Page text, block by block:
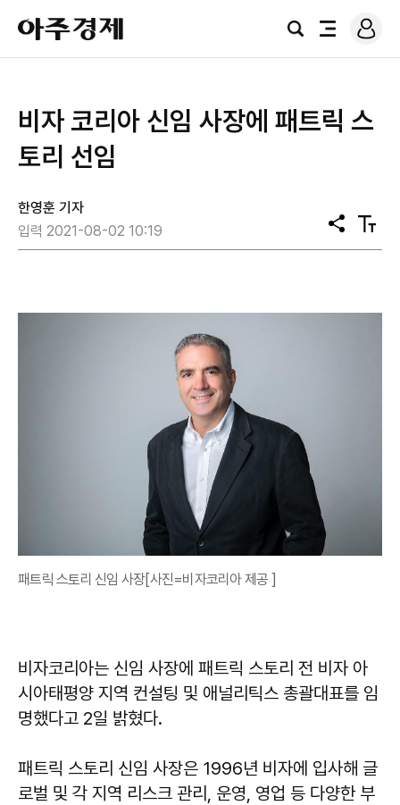
아
주
경
검
전
로
그
비자 코리아 신임 사장에 패트릭 스
토리 선임
한영훈 기자
입력 2021-08-02 10:19
공
유
텍
스
패트릭 스토리 신임 사장[사진=비자코리아 제공 ]
비자코리아는 신임 사장에 패트릭 스토리 전 비자 아
시아태평양 지역 컨설팅 및 애널리틱스 총괄대표를 임
명했다고 2일 밝혔다.
패트릭 스토리 신임 사장은 1996년 비자에 입사해 글
로벌 및 각 지역 리스크 관리, 운영, 영업 등 다양한 부